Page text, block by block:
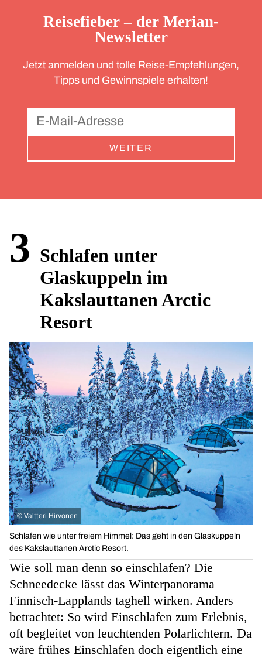
Reisefieber – der Merian-
Newsletter
Jetzt anmelden und tolle Reise-Empfehlungen,
Tipps und Gewinnspiele erhalten!
WEITER
3 Schlafen unter
Glaskuppeln im
Kakslauttanen Arctic
Resort
© Valtteri Hirvonen
Schlafen wie unter freiem Himmel: Das geht in den Glaskuppeln
des Kakslauttanen Arctic Resort.
Wie soll man denn so einschlafen? Die
Schneedecke lässt das Winterpanorama
Finnisch-Lapplands taghell wirken. Anders
betrachtet: So wird Einschlafen zum Erlebnis,
oft begleitet von leuchtenden Polarlichtern. Da
wäre frühes Einschlafen doch eigentlich eine